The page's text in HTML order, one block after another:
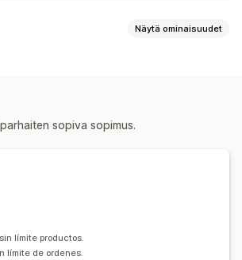
Näytä ominaisuudet
sopiva sopimus.
límite productos.
límite de ordenes.